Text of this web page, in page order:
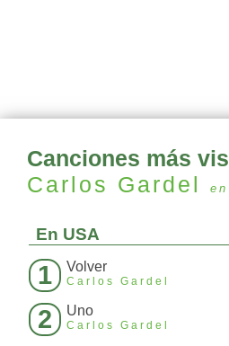
Canciones más
Carlos Gardel
En USA
1 Volver
Carlos Gardel
2 Uno
Carlos Gardel